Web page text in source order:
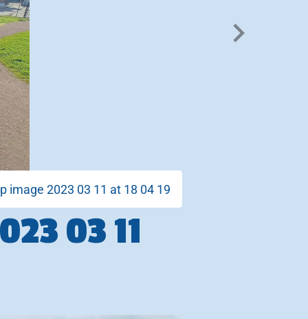
image 2023 03 11 at 18 04 19
03 11